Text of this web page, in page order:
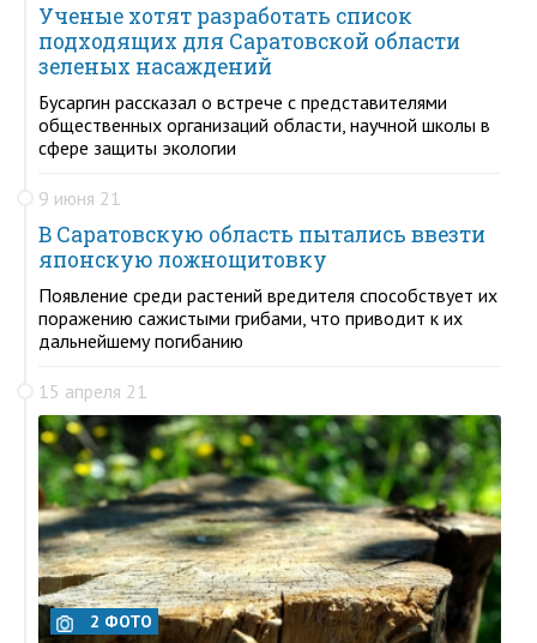
Ученые хотят разработать список
подходящих для Саратовской области
зеленых насаждений
Бусаргин рассказал о встрече с представителями
общественных организаций области, научной школы в
сфере защиты экологии
9 июня 21
В Саратовскую область пытались ввезти
японскую ложнощитовку
Появление среди растений вредителя способствует их
поражению сажистыми грибами, что приводит к их
дальнейшему погибанию
15 апреля 21
2 ФОТО